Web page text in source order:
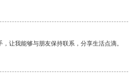
让我能够与朋友保持联系，分享生活点滴。